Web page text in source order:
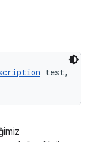
test,